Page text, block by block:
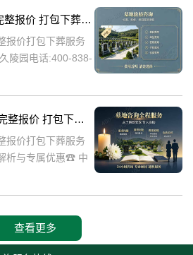
中华永久陵园生态立碑完整报价 打包下葬服务同步享折扣详解
报价打包下葬服务
陵园电话:400-838-
亡和身后事的规划
“中华永久陵园生态立碑完整报价 打包下葬服务同步享折扣：全方位福利解析与专属优惠”
报价打包下葬服务
析与专属优惠☎ 中
在现代社会，人
查看更多